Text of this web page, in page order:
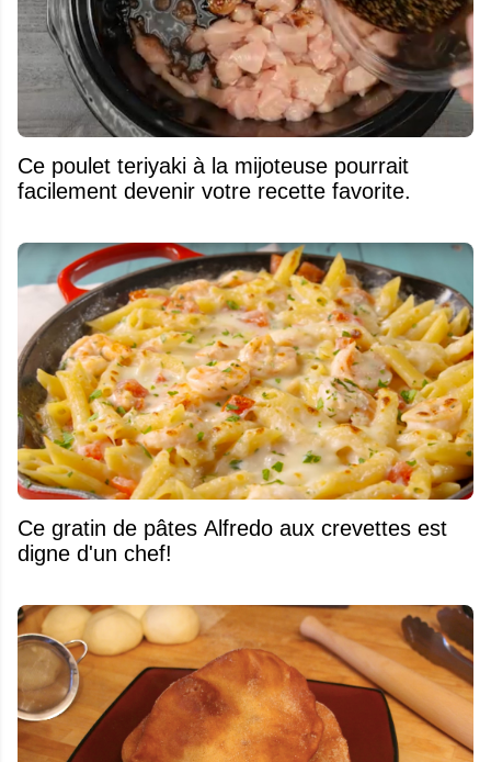
Ce poulet teriyaki à la mijoteuse pourrait
facilement devenir votre recette favorite.
Ce gratin de pâtes Alfredo aux crevettes est
digne d'un chef!